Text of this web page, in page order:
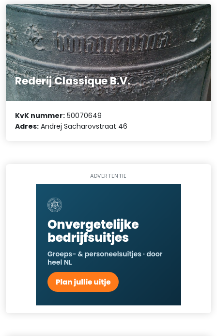
Rederij Classique B.V.
KvK nummer: 50070649
Adres: Andrej Sacharovstraat 46
ADVERTENTIE